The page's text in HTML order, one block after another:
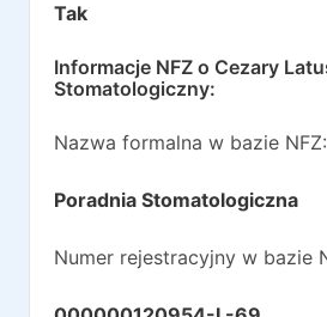
Tak
Informacje NFZ o Cezary
Stomatologiczny:
Nazwa formalna w bazie NFZ:
Poradnia Stomatologiczna
Numer rejestracyjny w bazie